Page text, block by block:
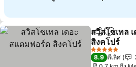
แชร์ เพิ่มใน
สวิสโซเทล
สิงคโปร์
ดูราคา
5 ดาว
8.9 ดีเลิศ